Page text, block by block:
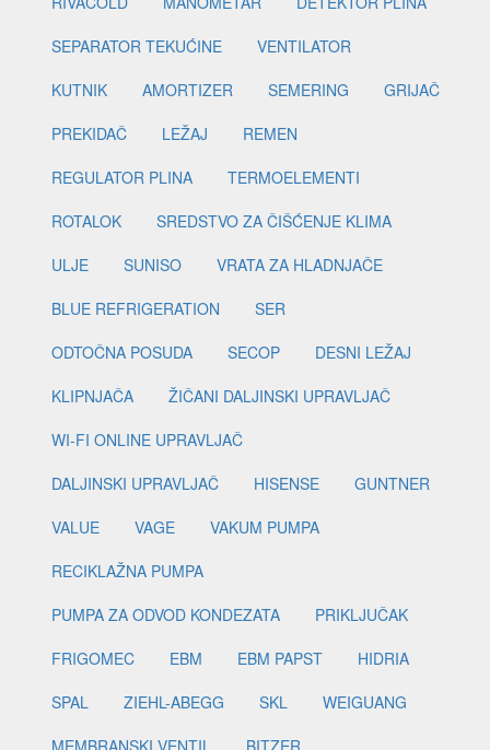
SEPARATOR TEKUĆINE
VENTILATOR
KUTNIK
AMORTIZER SEMERING
GRIJAČ
PREKIDAČ
LEŽAJ
REMEN
REGULATOR PLINA
TERMOELEMENTI
ROTALOK
SREDSTVO ZA ČIŠĆENJE KLIMA
ULJE
SUNISO
VRATA ZA HLADNJAČE
BLUE REFRIGERATION
SER
ODTOČNA POSUDA
SECOP
DESNI LEŽAJ
KLIPNJAČA
ŽIČANI DALJINSKI UPRAVLJAČ
WI-FI ONLINE UPRAVLJAČ
DALJINSKI UPRAVLJAČ
HISENSE
GUNTNER
VALUE
VAGE
VAKUM PUMPA
RECIKLAŽNA PUMPA
PUMPA ZA ODVOD KONDEZATA
PRIKLJUČAK
FRIGOMEC
EBM EBM PAPST
HIDRIA
SPAL
ZIEHL-ABEGG SKL
WEIGUANG